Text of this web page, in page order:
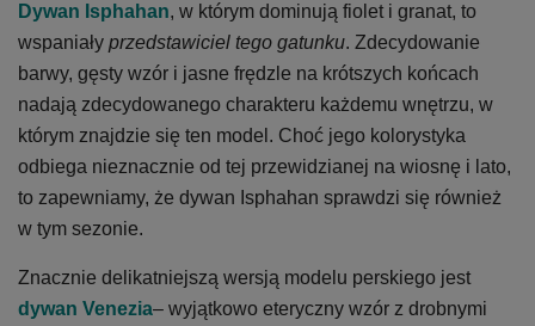
Dywan Isphahan, w którym dominują fiolet i granat, to
wspaniały przedstawiciel tego gatunku. Zdecydowanie
barwy, gęsty wzór i jasne frędzle na krótszych końcach
nadają zdecydowanego charakteru każdemu wnętrzu, w
którym znajdzie się ten model. Choć jego kolorystyka
odbiega nieznacznie od tej przewidzianej na wiosnę i lato,
to zapewniamy, że dywan Isphahan sprawdzi się również
w tym sezonie.
Znacznie delikatniejszą wersją modelu perskiego jest
dywan Venezia– wyjątkowo eteryczny wzór z drobnymi